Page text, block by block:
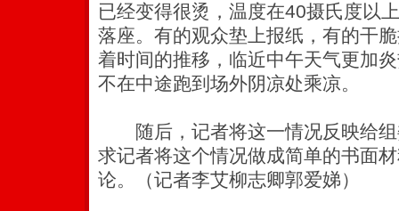
已经变得很烫，温度在40摄氏度以
落座。有的观众垫上报纸，有的干
着时间的推移，临近中午天气更加
不在中途跑到场外阴凉处乘凉。
随后，记者将这一情况反映给组
求记者将这个情况做成简单的书面
论。（记者李艾柳志卿郭爱娣）